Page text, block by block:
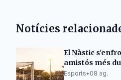
Notícies
El Nàstic
amistós més
Esports• 08 ag.